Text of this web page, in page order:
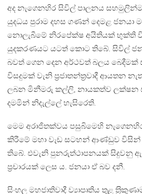
අද නැගෙනහිර සිවිල් පාලනය
යුදධය පුරාම දහස ගණන් දෙමළ ජනයා
නොලැබීමේ නිරපේක්ෂ අයිතියක් භුක්ති
යුදකරණයට යටත් කොට තිබේ. සිවිල්
බවත් ගෙන දෙන අර්ථවත් බලය බෙදීමක්
විසදුමක් වැනි ප‍්‍රජාතන්ත‍්‍රවාදී ආයතන
ලබන මිනීමරු කල්ලි, නායකත්ව ලක්ෂන
දමමින් නිදැල්ලේ හැසිරෙති.
මෙම අරාජිතක්වය පසුබිමෙහි
කිරීමේ මහා වැඩ සටහන් ආණ්ඩුව විසින්
තිබේ. එවැනි පුනරුත්ථාපනයක් සිදුවනු
ප‍්‍රචාරයක් ලෙස ය. ජනයා ඒ බව දනී.
සිංහල මහජාතිවාදී ව්‍යාපෘතිය තුළ